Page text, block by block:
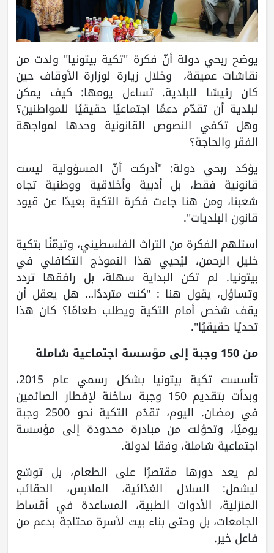
يوضح ربحي دولة أنّ فكرة "تكية بيتونيا" ولدت من
نقاشات عميقة، وخلال زيارة لوزارة الأوقاف حين
كان رئيسًا للبلدية. تساءل يومها: كيف يمكن
لبلدية أن تقدّم دعمًا اجتماعيًا حقيقيًا للمواطنين؟
وهل تكفي النصوص القانونية وحدها لمواجهة
الفقر والحاجة؟
يؤكد ربحي دولة: "أدركت أنّ المسؤولية ليست
قانونية فقط، بل أدبية وأخلاقية ووطنية تجاه
شعبنا، ومن هنا جاءت فكرة التكية بعيدًا عن قيود
قانون البلديات".
استلهم الفكرة من التراث الفلسطيني، وتيمّنًا بتكية
خليل الرحمن، ليُحيي هذا النموذج التكافلي في
بيتونيا. لم تكن البداية سهلة، بل رافقها تردد
وتساؤل، يقول هنا : "كنت مترددًا… هل يعقل أن
يقف شخص أمام التكية ويطلب طعامًا؟ كان هذا
تحديًا حقيقيًا".
من 150 وجبة إلى مؤسسة اجتماعية شاملة
تأسست تكية بيتونيا بشكل رسمي عام 2015،
وبدأت بتقديم 150 وجبة ساخنة لإفطار الصائمين
في رمضان. اليوم، تقدّم التكية نحو 2500 وجبة
يوميًا، وتحوّلت من مبادرة محدودة إلى مؤسسة
اجتماعية شاملة، وفقا لدولة.
لم يعد دورها مقتصرًا على الطعام، بل توسّع
ليشمل: السلال الغذائية، الملابس، الحقائب
المنزلية، الأدوات الطبية، المساعدة في أقساط
الجامعات، بل وحتى بناء بيت لأسرة محتاجة بدعم من
فاعل خير.